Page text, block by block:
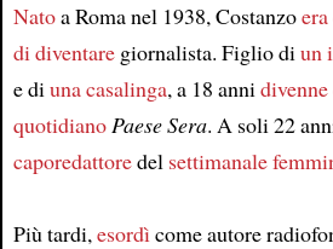
Natoa Roma nel 1938, Costanzo
di diventaregiornalista. Figlio diun
e diuna casalinga, a 18 annidivenne
quotidianoPaese Sera. A soli 22
caporedattoredel settimanale
Più tardi,esordìcome autore